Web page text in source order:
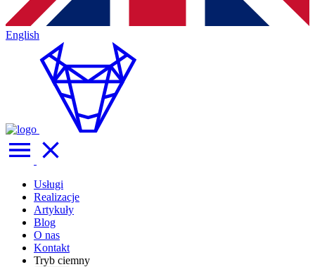
English
Usługi
Realizacje
Artykuły
Blog
O nas
Kontakt
Tryb ciemny